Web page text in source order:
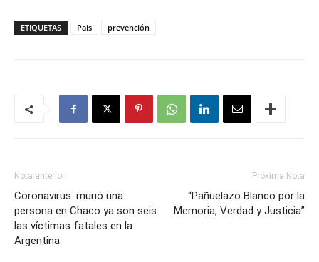
ETIQUETAS Pais prevención
Nota anterior
Coronavirus: murió una
persona en Chaco ya son seis
las víctimas fatales en la
Argentina
Próxima Nota
“Pañuelazo Blanco por la
Memoria, Verdad y Justicia”